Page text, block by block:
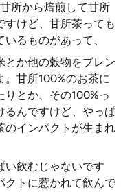
所から焙煎して甘所
すけど、甘所茶っても
るものがあって、
とか他の穀物をブレン
。甘所100%のお茶に
りとか、その100%っ
るんですけど、やっぱ
のインパクトが生まれ
い飲むじゃないです
クトに惹かれて飲んで